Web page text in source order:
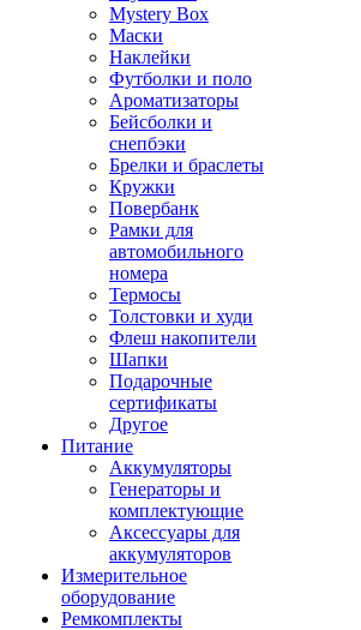
Mystery Box
Маски
Наклейки
Футболки и поло
Ароматизаторы
Бейсболки и
снепбэки
Брелки и браслеты
Кружки
Повербанк
Рамки для
автомобильного
номера
Термосы
Толстовки и худи
Флеш накопители
Шапки
Подарочные
сертификаты
Другое
Питание
Аккумуляторы
Генераторы и
комплектующие
Аксессуары для
аккумуляторов
Измерительное
оборудование
Ремкомплекты